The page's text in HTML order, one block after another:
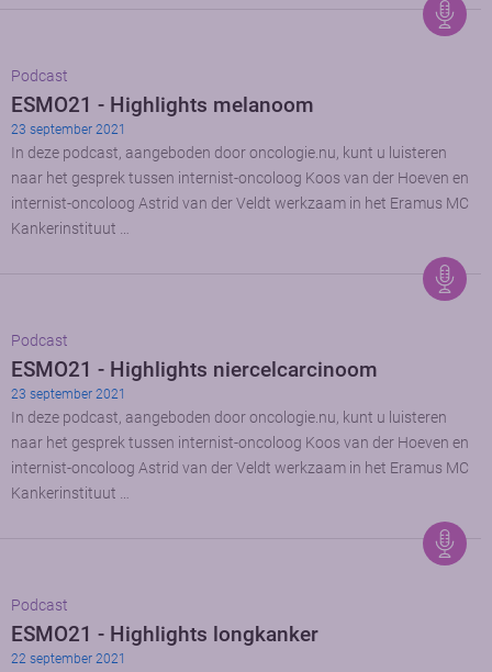
Podcast
ESMO21 - Highlights melanoom
23 september 2021
In deze podcast, aangeboden door oncologie.nu, kunt u luisteren
naar het gesprek tussen internist-oncoloog Koos van der Hoeven en
internist-oncoloog Astrid van der Veldt werkzaam in het Eramus MC
Kankerinstituut …
Podcast
ESMO21 - Highlights niercelcarcinoom
23 september 2021
In deze podcast, aangeboden door oncologie.nu, kunt u luisteren
naar het gesprek tussen internist-oncoloog Koos van der Hoeven en
internist-oncoloog Astrid van der Veldt werkzaam in het Eramus MC
Kankerinstituut …
Podcast
ESMO21 - Highlights longkanker
22 september 2021